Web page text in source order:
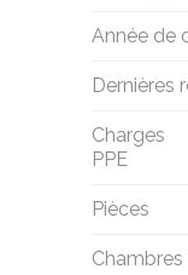
Année de
Dernières
Charges
PPE
Pièces
Chambres